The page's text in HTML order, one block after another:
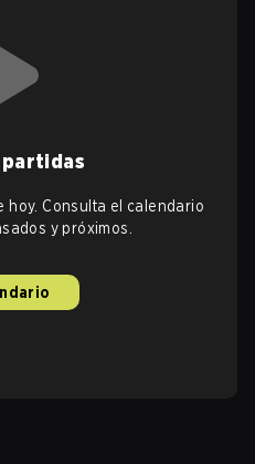
partidas
hoy. Consulta el calendario
y próximos.